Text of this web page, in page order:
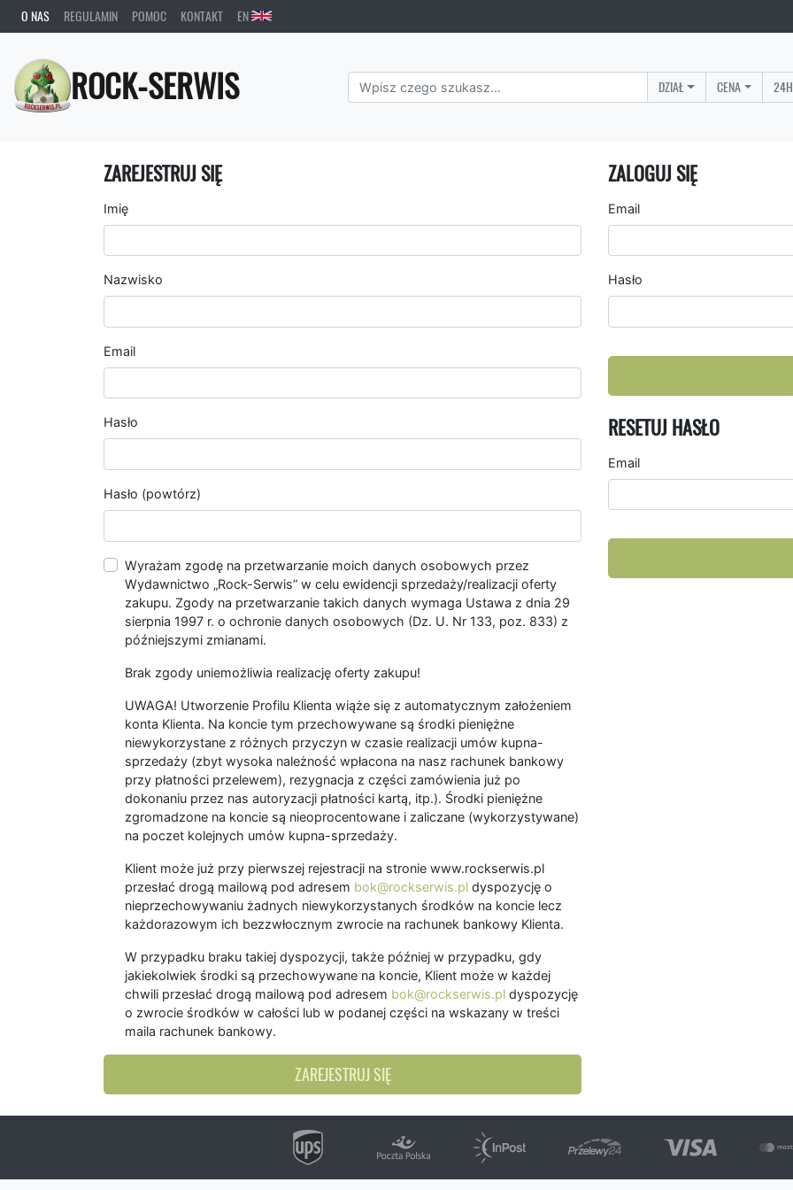
O NAS REGULAMIN POMOC KONTAKT EN
ROCK-SERWIS DZIAŁ CENA
ZAREJESTRUJ SIĘ
Imię
Nazwisko
Email
Hasło
Hasło (powtórz)
Wyrażam zgodę na przetwarzanie moich danych osobowych przez
Wydawnictwo „Rock-Serwis” w celu ewidencji sprzedaży/realizacji oferty
zakupu. Zgody na przetwarzanie takich danych wymaga Ustawa z dnia 29
sierpnia 1997 r. o ochronie danych osobowych (Dz. U. Nr 133, poz. 833) z
późniejszymi zmianami.
Brak zgody uniemożliwia realizację oferty zakupu!
UWAGA! Utworzenie Profilu Klienta wiąże się z automatycznym założeniem
konta Klienta. Na koncie tym przechowywane są środki pieniężne
niewykorzystane z różnych przyczyn w czasie realizacji umów kupna-
sprzedaży (zbyt wysoka należność wpłacona na nasz rachunek bankowy
przy płatności przelewem), rezygnacja z części zamówienia już po
dokonaniu przez nas autoryzacji płatności kartą, itp.). Środki pieniężne
zgromadzone na koncie są nieoprocentowane i zaliczane (wykorzystywane)
na poczet kolejnych umów kupna-sprzedaży.
Klient może już przy pierwszej rejestracji na stronie www.rockserwis.pl
przesłać drogą mailową pod adresem bok@rockserwis.pl dyspozycję o
nieprzechowywaniu żadnych niewykorzystanych środków na koncie lecz
każdorazowym ich bezzwłocznym zwrocie na rachunek bankowy Klienta.
W przypadku braku takiej dyspozycji, także później w przypadku, gdy
jakiekolwiek środki są przechowywane na koncie, Klient może w każdej
chwili przesłać drogą mailową pod adresem bok@rockserwis.pl dyspozycję
o zwrocie środków w całości lub w podanej części na wskazany w treści
maila rachunek bankowy.
ZAREJESTRUJ SIĘ
ZALOGUJ SIĘ
Email
Hasło
RESETUJ HASŁO
Email